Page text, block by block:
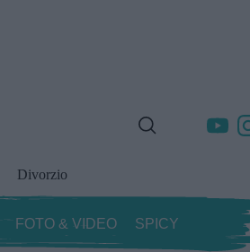
Divorzio
FOTO & VIDEO SPICY